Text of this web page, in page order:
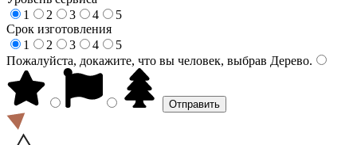
1
2 3 4
5
Срок изготовления
1
2 3 4
5
Пожалуйста, докажите, что вы человек, выбрав Дерево.